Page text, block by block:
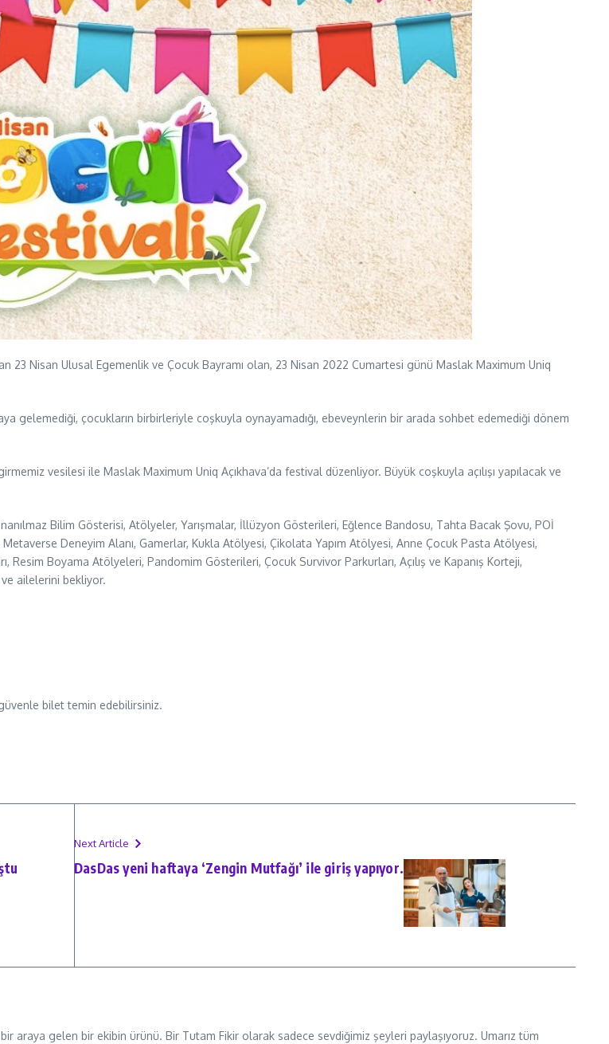
23 Nisan Ulusal Egemenlik ve Çocuk Bayramı olan, 23 Nisan 2022 Cumartesi günü Maslak Maximum Uniq
gelemediği, çocukların birbirleriyle coşkuyla oynayamadığı, ebeveynlerin bir arada sohbet edemediği dönem
vesilesi ile Maslak Maximum Uniq Açıkhava’da festival düzenliyor. Büyük coşkuyla açılışı yapılacak ve
Bilim Gösterisi, Atölyeler, Yarışmalar, İllüzyon Gösterileri, Eğlence Bandosu, Tahta Bacak Şovu, POİ
Deneyim Alanı, Gamerlar, Kukla Atölyesi, Çikolata Yapım Atölyesi, Anne Çocuk Pasta Atölyesi,
Resim Boyama Atölyeleri, Pandomim Gösterileri, Çocuk Survivor Parkurları, Açılış ve Kapanış Korteji,
ailelerini bekliyor.
bilet temin edebilirsiniz.
Next Article
DasDas yeni haftaya ‘Zengin Mutfağı’ ile giriş yapıyor.
araya gelen bir ekibin ürünü. Bir Tutam Fikir olarak sadece sevdiğimiz şeyleri paylaşıyoruz. Umarız tüm